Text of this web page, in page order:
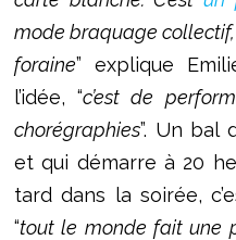
mode braquage
foraine” explique
l’idée, “c’est de
chorégraphies”. Un bal
et qui démarre à 20
tard dans la soirée,
“tout le monde fait une